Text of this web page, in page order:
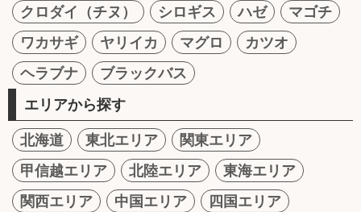
クロダイ（チヌ）
シロギス ハゼ
マゴチ
ワカサギ
ヤリイカ マグロ
カツオ
ヘラブナ
ブラックバス
エリアから探す
北海道 東北エリア
関東エリア
甲信越エリア
北陸エリア
東海エリア
関西エリア
中国エリア
四国エリア